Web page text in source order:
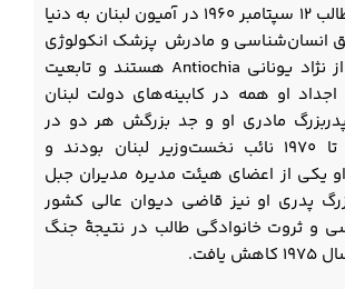
نسیم نیکلاس طالب ۱۲ سپتامبر ۱۹۶۰ در آمیون لبنان به دنیا
انسان‌شناسی و مادرش پزشک انکولوژی
بود. والدین او از نژاد یونانی Antiochia هستند و تابعیت
اجداد او همه در کابینه‌های دولت لبنان
مادری او و جد بزرگش هر دو در
دهه‌های ۱۹۴۰ تا ۱۹۷۰ نائب نخست‌وزیر لبنان بودند و
یکی از اعضای هیئت مدیره مدیران جبل
پدری او نیز قاضی دیوان عالی کشور
و ثروت خانوادگی طالب در نتیجۀ جنگ